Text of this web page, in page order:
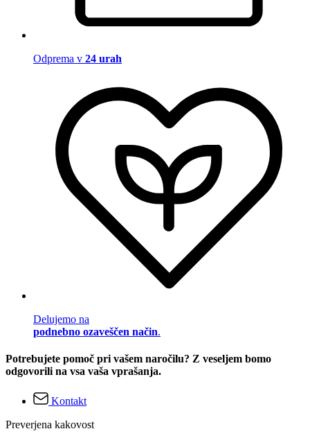
Odprema v 24 urah
Delujemo na
podnebno ozaveščen način.
Potrebujete pomoč pri vašem naročilu? Z veseljem bomo
odgovorili na vsa vaša vprašanja.
Kontakt
Preverjena kakovost